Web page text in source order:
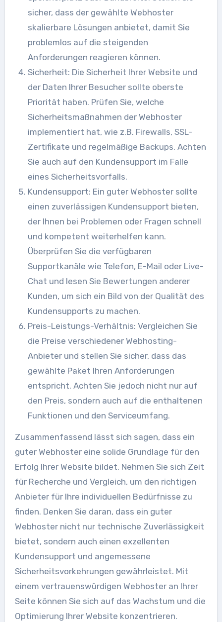
sicher, dass der gewählte Webhoster
skalierbare Lösungen anbietet, damit Sie
problemlos auf die steigenden
Anforderungen reagieren können.
Sicherheit: Die Sicherheit Ihrer Website und
der Daten Ihrer Besucher sollte oberste
Priorität haben. Prüfen Sie, welche
Sicherheitsmaßnahmen der Webhoster
implementiert hat, wie z.B. Firewalls, SSL-
Zertifikate und regelmäßige Backups. Achten
Sie auch auf den Kundensupport im Falle
eines Sicherheitsvorfalls.
Kundensupport: Ein guter Webhoster sollte
einen zuverlässigen Kundensupport bieten,
der Ihnen bei Problemen oder Fragen schnell
und kompetent weiterhelfen kann.
Überprüfen Sie die verfügbaren
Supportkanäle wie Telefon, E-Mail oder Live-
Chat und lesen Sie Bewertungen anderer
Kunden, um sich ein Bild von der Qualität des
Kundensupports zu machen.
Preis-Leistungs-Verhältnis: Vergleichen Sie
die Preise verschiedener Webhosting-
Anbieter und stellen Sie sicher, dass das
gewählte Paket Ihren Anforderungen
entspricht. Achten Sie jedoch nicht nur auf
den Preis, sondern auch auf die enthaltenen
Funktionen und den Serviceumfang.
Zusammenfassend lässt sich sagen, dass ein
guter Webhoster eine solide Grundlage für den
Erfolg Ihrer Website bildet. Nehmen Sie sich Zeit
für Recherche und Vergleich, um den richtigen
Anbieter für Ihre individuellen Bedürfnisse zu
finden. Denken Sie daran, dass ein guter
Webhoster nicht nur technische Zuverlässigkeit
bietet, sondern auch einen exzellenten
Kundensupport und angemessene
Sicherheitsvorkehrungen gewährleistet. Mit
einem vertrauenswürdigen Webhoster an Ihrer
Seite können Sie sich auf das Wachstum und die
Optimierung Ihrer Website konzentrieren.